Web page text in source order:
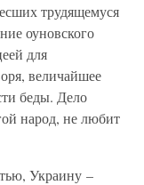
трудящемуся
оуновского
для
величайшее
беды. Дело
народ, не любит
Украину –